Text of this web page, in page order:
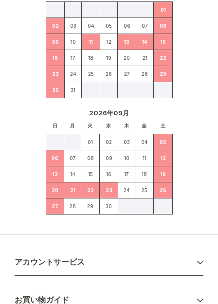
01
02 03 04 05 06 07 08
09 10 11 12 13 14 15
16 17 18 19 20 21 22
23 24 25 26 27 28 29
30 31
2026年09月
日 月 火 水 木 金 土
01 02 03 04 05
06 07 08 09 10 11 12
13 14 15 16 17 18 19
20 21 22 23 24 25 26
27 28 29 30
アカウントサービス
お買い物ガイド